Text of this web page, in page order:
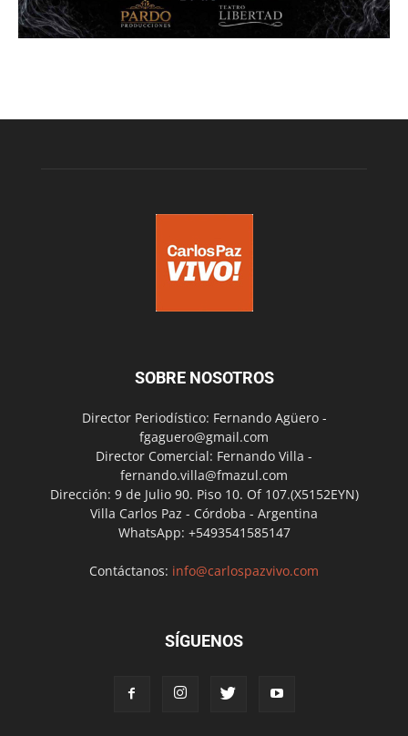
SOBRE NOSOTROS
Director Periodístico: Fernando Agüero -
fgaguero@gmail.com
Director Comercial: Fernando Villa -
fernando.villa@fmazul.com
Dirección: 9 de Julio 90. Piso 10. Of 107.(X5152EYN)
Villa Carlos Paz - Córdoba - Argentina
WhatsApp: +5493541585147
Contáctanos: info@carlospazvivo.com
SÍGUENOS